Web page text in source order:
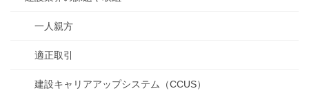
一人親方
適正取引
建設キャリアアップシステム（CCUS）